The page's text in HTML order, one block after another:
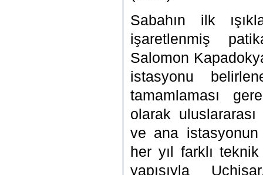
Sabahın ilk
işaretlenmiş
Salomon
istasyonu
tamamlaması
olarak
ve ana istasyonun
her yıl farklı
yapısıyla